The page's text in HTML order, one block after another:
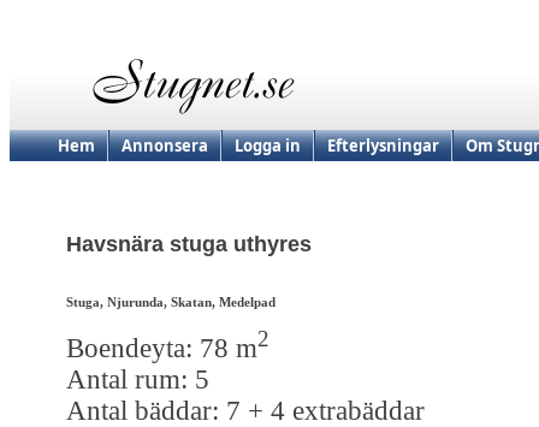
Hem Annonsera Logga in Efterlysningar Om
Havsnära stuga uthyres
Stuga, Njurunda, Skatan, Medelpad
Boendeyta: 78 m2
Antal rum: 5
Antal bäddar: 7 + 4 extrabäddar